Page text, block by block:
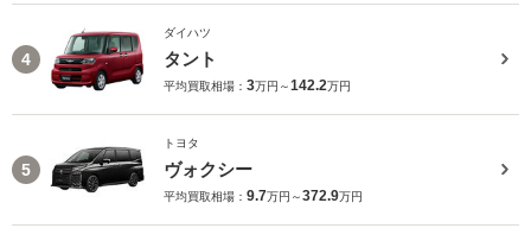
4
ダイハツ
タント
平均買取相場： 3万円～142.2万円
5
トヨタ
ヴォクシー
平均買取相場： 9.7万円～372.9万円